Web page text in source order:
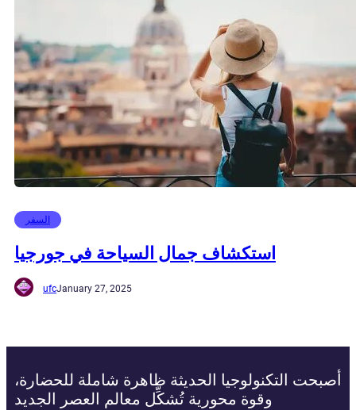
السفر
استكشاف جمال السياحة في جورجيا
ufcJanuary 27, 2025
أصبحت التكنولوجيا الحديثة ظاهرة شاملة للحضارة،
وقوة محورية تُشكِّل معالم العصر الجديد